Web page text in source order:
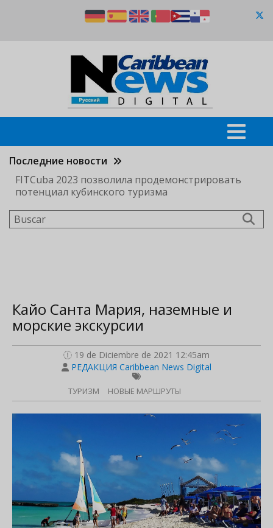
Последние новости
FITCuba 2023 позволила продемонстрировать
потенциал кубинского туризма
Buscar
Кайо Санта Мария, наземные и
морские экскурсии
19 de Diciembre de 2021 12:45am
РЕДАКЦИЯ Caribbean News Digital
ТУРИЗМ НОВЫЕ МАРШРУТЫ